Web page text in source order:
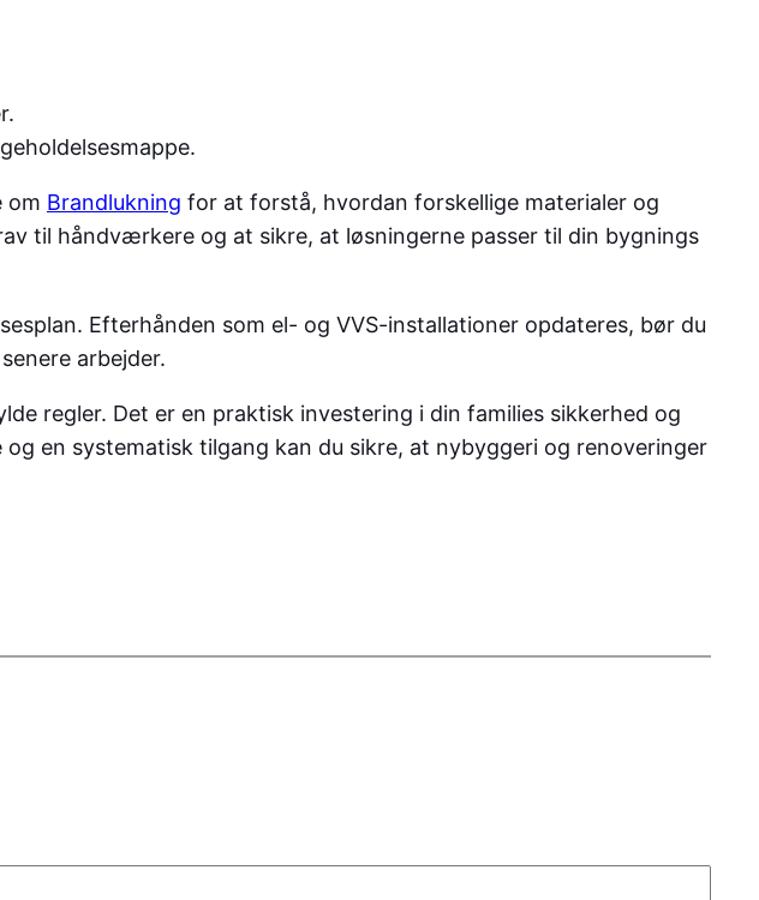
om Brandlukning for at forstå, hvordan forskellige materialer og
til håndværkere og at sikre, at løsningerne passer til din bygnings
Efterhånden som el- og VVS-installationer opdateres, bør du
arbejder.
regler. Det er en praktisk investering i din families sikkerhed og
en systematisk tilgang kan du sikre, at nybyggeri og renoveringer